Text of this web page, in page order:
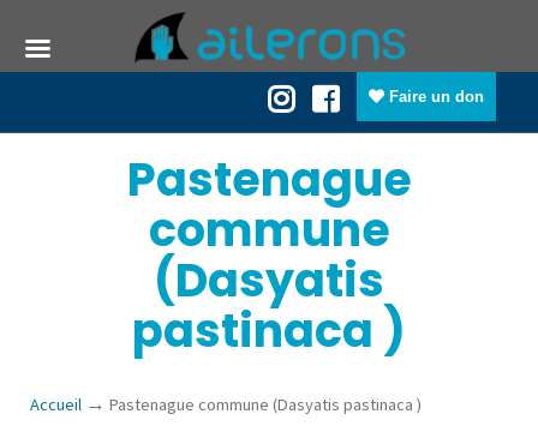
Faire un don
Pastenague
commune
(Dasyatis
pastinaca )
Accueil → Pastenague commune (Dasyatis pastinaca )